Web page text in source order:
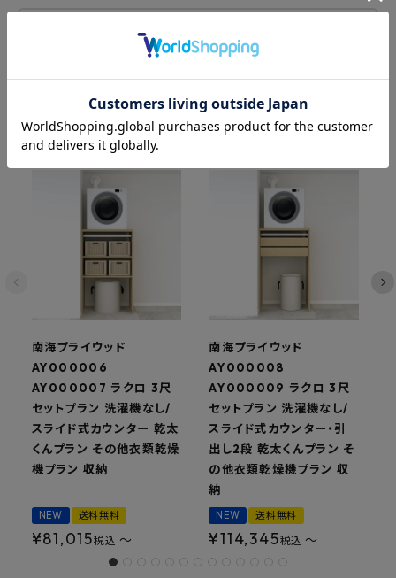
関連商品
南海プライウッド
AY000006
AY000007 ラクロ 3尺
セットプラン 洗濯機なし/
スライド式カウンター 乾太
くんプラン その他衣類乾燥
機プラン 収納
NEW 送料無料
¥81,015税込 〜
南海プライウッド
AY000008
AY000009 ラクロ 3尺
セットプラン 洗濯機なし/
スライド式カウンター・引
出し2段 乾太くんプラン そ
の他衣類乾燥機プラン 収
納
NEW 送料無料
¥114,345税込 〜